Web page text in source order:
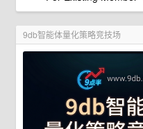
9db智能体量化策略竞技场